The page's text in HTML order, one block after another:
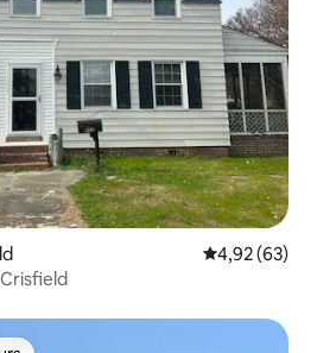
Évaluation
4,92 (63)